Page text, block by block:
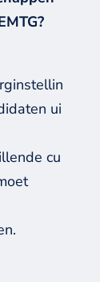
ui
cu